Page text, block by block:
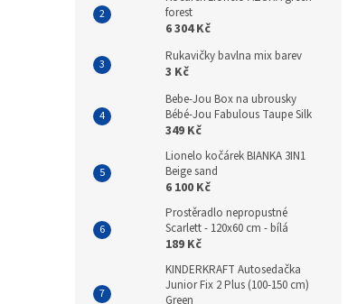
forest
6 304 Kč
Rukavičky bavlna mix barev
3 Kč
Bebe-Jou Box na ubrousky
Bébé-Jou Fabulous Taupe Silk
349 Kč
Lionelo kočárek BIANKA 3IN1
Beige sand
6 100 Kč
Prostěradlo nepropustné
Scarlett - 120x60 cm - bílá
189 Kč
KINDERKRAFT Autosedačka
Junior Fix 2 Plus (100-150 cm)
Green